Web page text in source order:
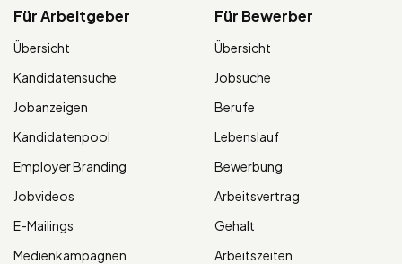
Für Arbeitgeber
Übersicht
Kandidatensuche
Jobanzeigen
Kandidatenpool
Employer Branding
Jobvideos
E-Mailings
Medienkampagnen
Für Bewerber
Übersicht
Jobsuche
Berufe
Lebenslauf
Bewerbung
Arbeitsvertrag
Gehalt
Arbeitszeiten